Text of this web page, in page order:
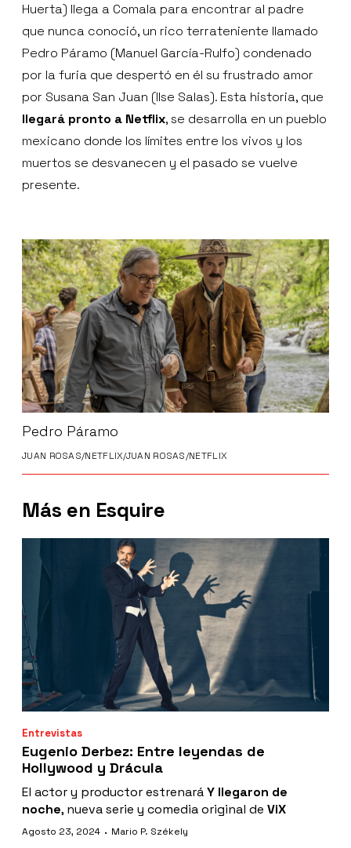
Huerta) llega a Comala para encontrar al padre
que nunca conoció, un rico terrateniente llamado
Pedro Páramo (Manuel García-Rulfo) condenado
por la furia que despertó en él su frustrado amor
por Susana San Juan (Ilse Salas). Esta historia, que
llegará pronto a Netflix, se desarrolla en un pueblo
mexicano donde los límites entre los vivos y los
muertos se desvanecen y el pasado se vuelve
presente.
Pedro Páramo
JUAN ROSAS/NETFLIX/JUAN ROSAS/NETFLIX
Más en Esquire
Entrevistas
Eugenio Derbez: Entre leyendas de
Hollywood y Drácula
El actor y productor estrenaráY llegaron de
noche, nueva serie y comedia original de ViX
Agosto 23, 2024 · Mario P. Székely